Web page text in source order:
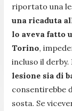
riportato una
una ricaduta
lo aveva fatto
Torino,
incluso il derby.
lesione sia di
consentirebbe
sosta. Se